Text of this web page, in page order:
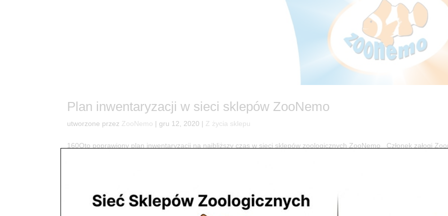
Plan inwentaryzacji w sieci sklepów ZooNemo
utworzone przez ZooNemo | gru 12, 2020 | Z życia sklepu
160Oto poprawiony plan inwentaryzacji na najbliższy czas w sieci sklepów zoologicznych ZooNemo Członek załogi